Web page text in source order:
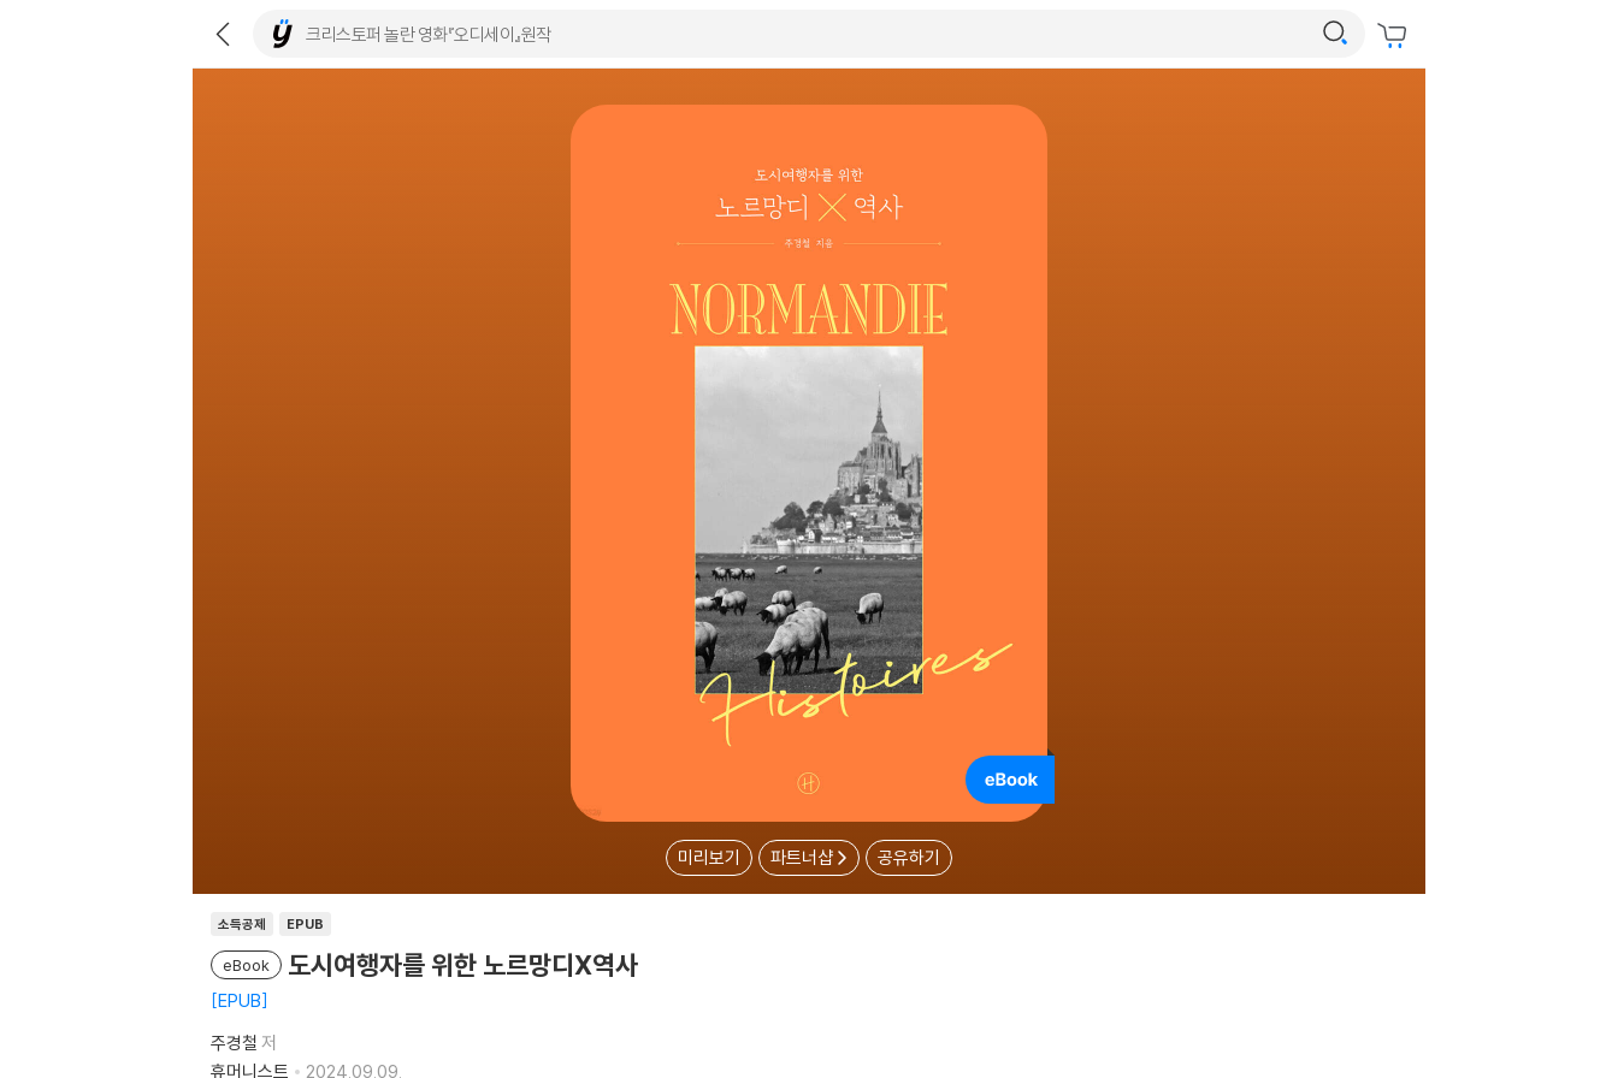
미리보기 파트너샵 공유하기
소득공제 EPUB
eBook 도시여행자를 위한 노르망디X역사
EPUB
주경철 저
휴머니스트
2024.09.09.